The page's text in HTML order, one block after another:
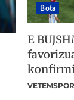
Bota
E